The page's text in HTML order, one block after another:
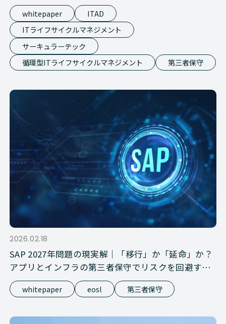
基礎知識
whitepaper
ITAD
ITライフサイクルマネジメント
サーキュラーテック
循環型ITライフサイクルマネジメント
第三者保守
2026.02.18
SAP 2027年問題の現実解｜「移行」か「延命」か？
アプリとインフラの第三者保守でリスクを回避する
方法
whitepaper eosl 第三者保守